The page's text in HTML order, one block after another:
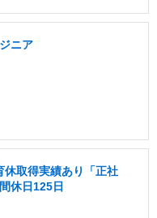
ニア
休取得実績あり「正社
休日125日